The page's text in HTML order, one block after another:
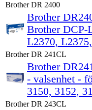
Brother DR 2400
Brother
Brother DCP-
L2370,
Brother DR 241CL
Brother
- valsenhet -
3150, 3152,
Brother DR 243CL